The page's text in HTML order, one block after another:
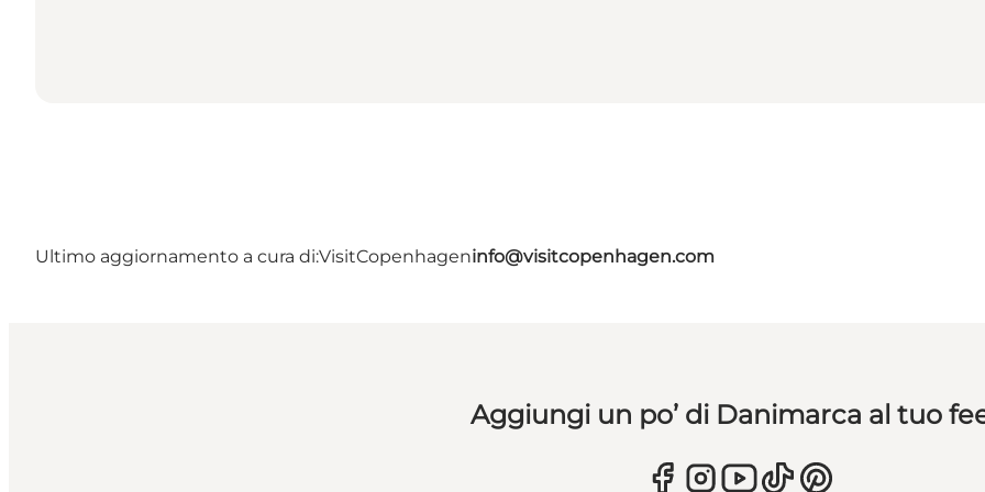
Ultimo aggiornamento a cura di:VisitCopenhageninfo@visitcopenhagen.com
Aggiungi un po’ di Danimarca al tuo